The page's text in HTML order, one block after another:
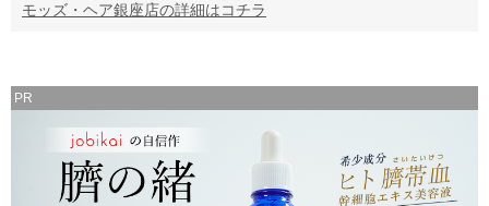
モッズ・ヘア銀座店の詳細はコチラ
PR